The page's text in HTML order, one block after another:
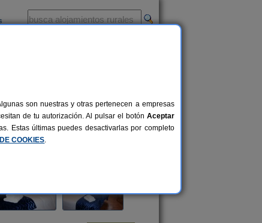
son nuestras y otras pertenecen a empresas
de tu autorización. Al pulsar el botón Aceptar
Estas últimas puedes desactivarlas por completo
COOKIES.